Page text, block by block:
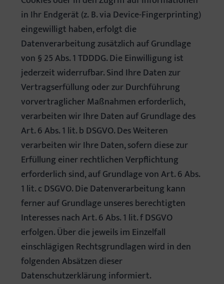
in Ihr Endgerät (z. B. via Device-Fingerprinting)
eingewilligt haben, erfolgt die
Datenverarbeitung zusätzlich auf Grundlage
von § 25 Abs. 1 TDDDG. Die Einwilligung ist
jederzeit widerrufbar. Sind Ihre Daten zur
Vertragserfüllung oder zur Durchführung
vorvertraglicher Maßnahmen erforderlich,
verarbeiten wir Ihre Daten auf Grundlage des
Art. 6 Abs. 1 lit. b DSGVO. Des Weiteren
verarbeiten wir Ihre Daten, sofern diese zur
Erfüllung einer rechtlichen Verpflichtung
erforderlich sind, auf Grundlage von Art. 6 Abs.
1 lit. c DSGVO. Die Datenverarbeitung kann
ferner auf Grundlage unseres berechtigten
Interesses nach Art. 6 Abs. 1 lit. f DSGVO
erfolgen. Über die jeweils im Einzelfall
einschlägigen Rechtsgrundlagen wird in den
folgenden Absätzen dieser
Datenschutzerklärung informiert.